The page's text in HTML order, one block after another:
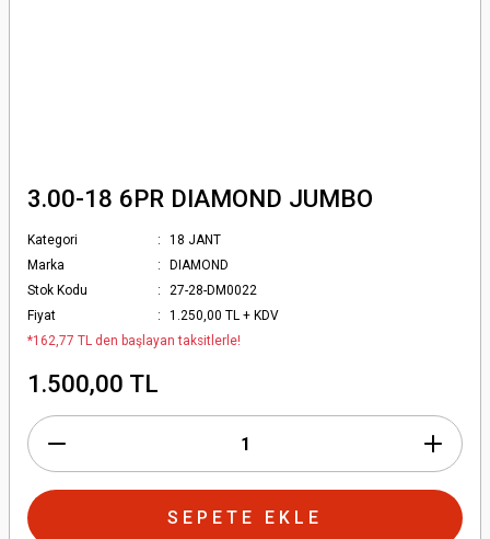
3.00-18 6PR DIAMOND JUMBO
Kategori
18 JANT
Marka
DIAMOND
Stok Kodu
27-28-DM0022
Fiyat
1.250,00 TL + KDV
*162,77 TL den başlayan taksitlerle!
1.500,00 TL
SEPETE EKLE